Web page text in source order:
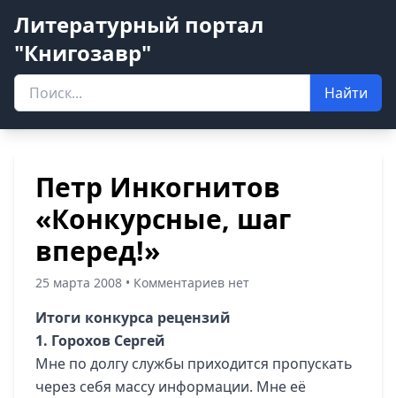
Литературный портал
"Книгозавр"
Найти
Петр Инкогнитов
«Конкурсные, шаг
вперед!»
25 марта 2008 • Комментариев нет
Итоги конкурса рецензий
1. Горохов Сергей
Мне по долгу службы приходится пропускать
через себя массу информации. Мне её